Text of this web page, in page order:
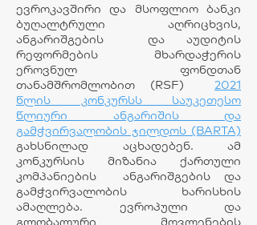
ევროკავშირი და მსოფლიო ბანკი
ბუღალტრული აღრიცხვის,
ანგარიშგების და აუდიტის
რეფორმების მხარდაჭერის
ეროვნულ ფონდთან
თანამშრომლობით (RSF)
2021
წლის კონკურსს საუკეთესო
წლიური ანგარიშის და
გამჭვირვალობის ჯილდოს (BARTA)
გახსნილად აცხადებენ. ამ
კონკურსის მიზანია ქართული
კომპანიების ანგარიშგების და
გამჭვირვალობის ხარისხის
ამაღლება. ევროპული და
გლობალური მოვლენების